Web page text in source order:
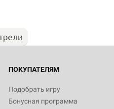
ПОКУПАТЕЛЯМ
Подобрать игру
Бонусная программа